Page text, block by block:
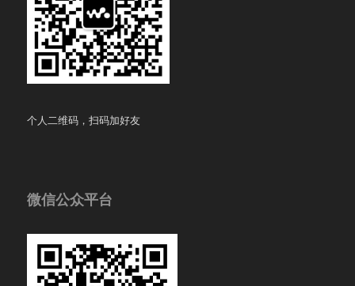
个人二维码，扫码加好友
微信公众平台